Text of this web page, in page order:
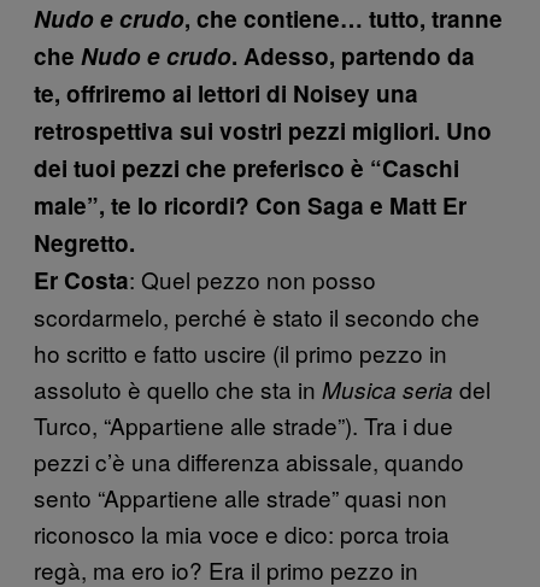
Nudo e crudo, che contiene… tutto, tranne
che Nudo e crudo. Adesso, partendo da
te, offriremo ai lettori di Noisey una
retrospettiva sui vostri pezzi migliori. Uno
dei tuoi pezzi che preferisco è “Caschi
male”, te lo ricordi? Con Saga e Matt Er
Negretto.
Er Costa: Quel pezzo non posso
scordarmelo, perché è stato il secondo che
ho scritto e fatto uscire (il primo pezzo in
assoluto è quello che sta in Musica seria del
Turco, “Appartiene alle strade”). Tra i due
pezzi c’è una differenza abissale, quando
sento “Appartiene alle strade” quasi non
riconosco la mia voce e dico: porca troia
regà, ma ero io? Era il primo pezzo in